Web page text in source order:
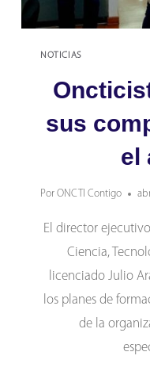
NOTICIAS
sus
el
Por ONCTI Contigo
El director
Ciencia,
licenciado Julio
los planes de
de la